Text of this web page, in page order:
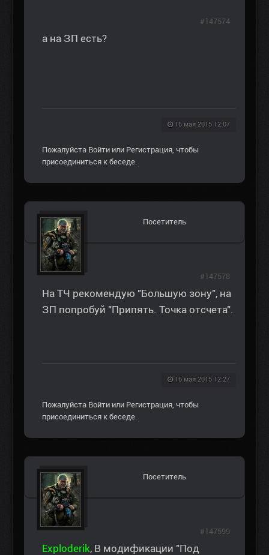
а на ЗП есть?
16 мая 2015 12:07
#147574
Пожалуйста Войти или Регистрация , чтобы
присоединиться к беседе.
Посетитель
На ТЧ рекомендую "Большую зону", на
ЗП попробуй "Припять. Точка отсчета".
16 мая 2015 12:27
#147578
Пожалуйста Войти или Регистрация , чтобы
присоединиться к беседе.
Посетитель
Exploderik, В модификации "Под
#147599